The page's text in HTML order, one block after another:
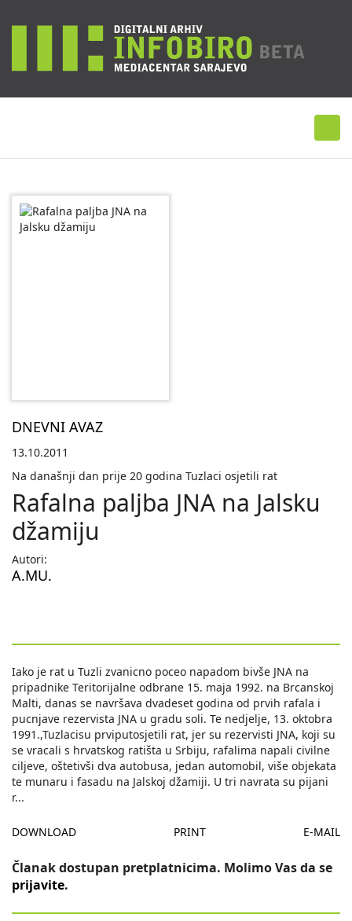
DNEVNI AVAZ
13.10.2011
Na današnji dan prije 20 godina Tuzlaci osjetili rat
Rafalna paljba JNA na Jalsku
džamiju
Autori:
A.MU.
Iako je rat u Tuzli zvanicno poceo napadom bivše JNA na
pripadnike Teritorijalne odbrane 15. maja 1992. na Brcanskoj
Malti, danas se navršava dvadeset godina od prvih rafala i
pucnjave rezervista JNA u gradu soli. Te nedjelje, 13. oktobra
1991.,Tuzlacisu prviputosjetili rat, jer su rezervisti JNA, koji su
se vracali s hrvatskog ratišta u Srbiju, rafalima napali civilne
ciljeve, oštetivši dva autobusa, jedan automobil, više objekata
te munaru i fasadu na Jalskoj džamiji. U tri navrata su pijani
r...
DOWNLOAD PRINT E-MAIL
Članak dostupan pretplatnicima. Molimo Vas da se
prijavite.